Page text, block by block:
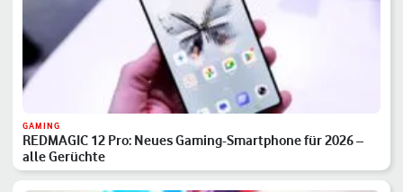
GAMING
REDMAGIC 12 Pro: Neues Gaming-Smartphone für 2026 –
alle Gerüchte